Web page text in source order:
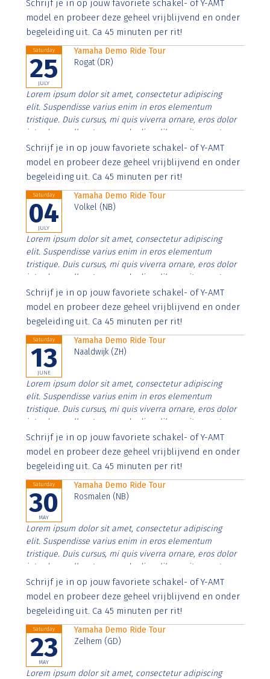
imperdiet. Nunc ut sem vitae risus tristique posuere.
Schrijf je in op jouw favoriete schakel- of Y-AMT
model en probeer deze geheel vrijblijvend en onder
begeleiding uit. Ca 45 minuten per rit!
Saturday
25
JULY
Yamaha Demo Ride Tour
Rogat (DR)
Lorem ipsum dolor sit amet, consectetur adipiscing
elit. Suspendisse varius enim in eros elementum
tristique. Duis cursus, mi quis viverra ornare, eros dolor
interdum nulla, ut commodo diam libero vitae erat.
Aenean faucibus nibh et justo cursus id rutrum lorem
imperdiet. Nunc ut sem vitae risus tristique posuere.
Schrijf je in op jouw favoriete schakel- of Y-AMT
model en probeer deze geheel vrijblijvend en onder
begeleiding uit. Ca 45 minuten per rit!
Saturday
04
JULY
Yamaha Demo Ride Tour
Volkel (NB)
Lorem ipsum dolor sit amet, consectetur adipiscing
elit. Suspendisse varius enim in eros elementum
tristique. Duis cursus, mi quis viverra ornare, eros dolor
interdum nulla, ut commodo diam libero vitae erat.
Aenean faucibus nibh et justo cursus id rutrum lorem
imperdiet. Nunc ut sem vitae risus tristique posuere.
Schrijf je in op jouw favoriete schakel- of Y-AMT
model en probeer deze geheel vrijblijvend en onder
begeleiding uit. Ca 45 minuten per rit!
Saturday
13
JUNE
Yamaha Demo Ride Tour
Naaldwijk (ZH)
Lorem ipsum dolor sit amet, consectetur adipiscing
elit. Suspendisse varius enim in eros elementum
tristique. Duis cursus, mi quis viverra ornare, eros dolor
interdum nulla, ut commodo diam libero vitae erat.
Aenean faucibus nibh et justo cursus id rutrum lorem
imperdiet. Nunc ut sem vitae risus tristique posuere.
Schrijf je in op jouw favoriete schakel- of Y-AMT
model en probeer deze geheel vrijblijvend en onder
begeleiding uit. Ca 45 minuten per rit!
Saturday
30
MAY
Yamaha Demo Ride Tour
Rosmalen (NB)
Lorem ipsum dolor sit amet, consectetur adipiscing
elit. Suspendisse varius enim in eros elementum
tristique. Duis cursus, mi quis viverra ornare, eros dolor
interdum nulla, ut commodo diam libero vitae erat.
Aenean faucibus nibh et justo cursus id rutrum lorem
imperdiet. Nunc ut sem vitae risus tristique posuere.
Schrijf je in op jouw favoriete schakel- of Y-AMT
model en probeer deze geheel vrijblijvend en onder
begeleiding uit. Ca 45 minuten per rit!
Saturday
23
MAY
Yamaha Demo Ride Tour
Zelhem (GD)
Lorem ipsum dolor sit amet, consectetur adipiscing